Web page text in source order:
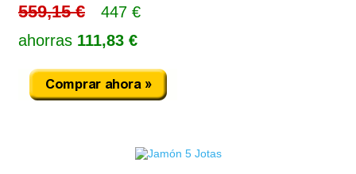
559,15 €
447 €
ahorras 111,83 €